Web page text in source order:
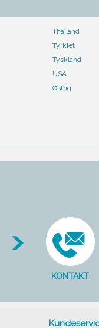
Thailand
Tyrkiet
Tyskland
USA
Østrig
KONTAKT